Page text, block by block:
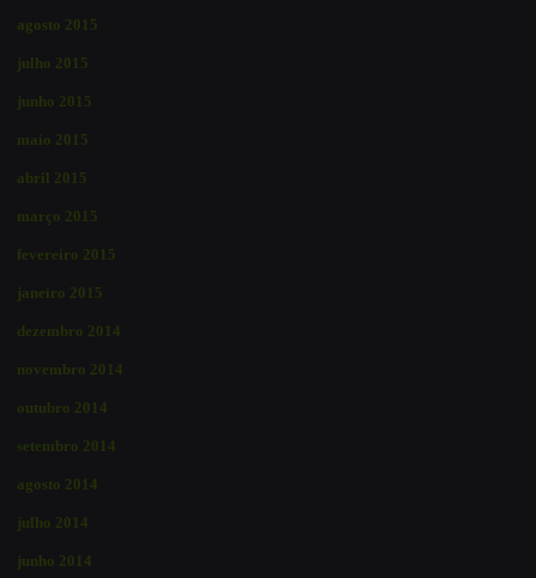
agosto 2015
julho 2015
junho 2015
maio 2015
abril 2015
março 2015
fevereiro 2015
janeiro 2015
dezembro 2014
novembro 2014
outubro 2014
setembro 2014
agosto 2014
julho 2014
junho 2014